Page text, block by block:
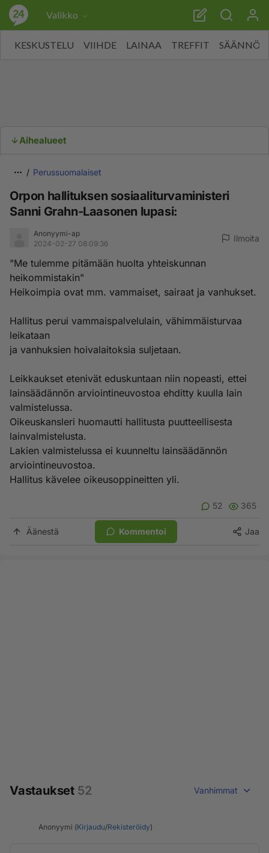
Valikko
KESKUSTELU VIIHDE LAINAA TREFFIT SÄÄNNÖT
Aihealueet
Perussuomalaiset
Orpon hallituksen sosiaaliturvaministeri
Sanni Grahn-Laasonen lupasi:
Anonyymi-ap
2024-02-27 08:09:36
Ilmoita
"Me tulemme pitämään huolta yhteiskunnan
heikommistakin"
Heikoimpia ovat mm. vammaiset, sairaat ja vanhukset.
Hallitus perui vammaispalvelulain, vähimmäisturvaa
leikataan
ja vanhuksien hoivalaitoksia suljetaan.
Leikkaukset etenivät eduskuntaan niin nopeasti, ettei
lainsäädännön arviointineuvostoa ehditty kuulla lain
valmistelussa.
Oikeuskansleri huomautti hallitusta puutteellisesta
lainvalmistelusta.
Lakien valmistelussa ei kuunneltu lainsäädännön
arviointineuvostoa.
Hallitus kävelee oikeusoppineitten yli.
52 365
Äänestä Kommentoi Jaa
Vastaukset 52 Vanhimmat
Anonyymi (Kirjaudu/Rekisteröidy)